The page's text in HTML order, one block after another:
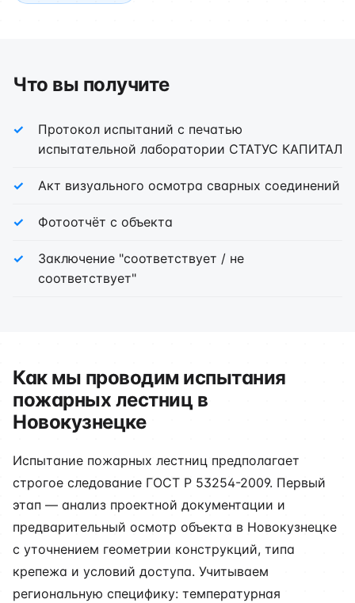
Что вы получите
Протокол испытаний с печатью
испытательной лаборатории СТАТУС КАПИТАЛ
Акт визуального осмотра сварных соединений
Фотоотчёт с объекта
Заключение "соответствует / не
соответствует"
Как мы проводим испытания
пожарных лестниц в
Новокузнецке
Испытание пожарных лестниц предполагает
строгое следование ГОСТ Р 53254-2009. Первый
этап — анализ проектной документации и
предварительный осмотр объекта в Новокузнецке
с уточнением геометрии конструкций, типа
крепежа и условий доступа. Учитываем
региональную специфику: температурная